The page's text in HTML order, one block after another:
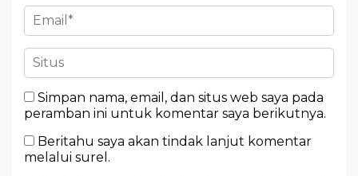
Simpan nama, email, dan situs web saya pada
peramban ini untuk komentar saya berikutnya.
Beritahu saya akan tindak lanjut komentar
melalui surel.